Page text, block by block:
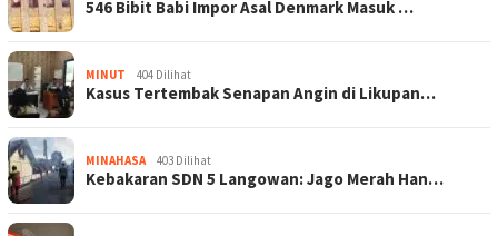
546 Bibit Babi Impor Asal Denmark Masuk …
MINUT 404 Dilihat
Kasus Tertembak Senapan Angin di Likupan…
MINAHASA 403 Dilihat
Kebakaran SDN 5 Langowan: Jago Merah Han…